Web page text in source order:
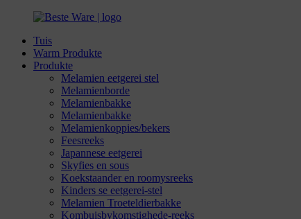
Tuis
Warm Produkte
Produkte
Melamien eetgerei stel
Melamienborde
Melamienbakke
Melamienbakke
Melamienkoppies/bekers
Feesreeks
Japannese eetgerei
Skyfies en sous
Koekstaander en roomysreeks
Kinders se eetgerei-stel
Melamien Troeteldierbakke
Kombuisbykomstighede-reeks